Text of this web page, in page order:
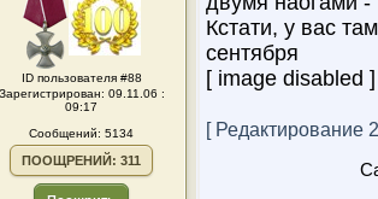
ID пользователя #88
Зарегистрирован: 09.11.06 :
09:17
Сообщений: 5134
ПООЩРЕНИЙ: 311
Кстати, у вас
сентября
[ image disabled ]
[ Редактирование